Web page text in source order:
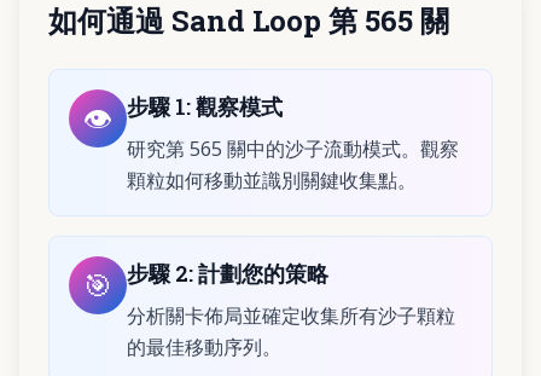
如何通過 Sand Loop 第 565 關
👁️ 步驟 1:觀察模式
研究第 565 關中的沙子流動模式。觀察
顆粒如何移動並識別關鍵收集點。
🎯 步驟 2:計劃您的策略
分析關卡佈局並確定收集所有沙子顆粒
的最佳移動序列。